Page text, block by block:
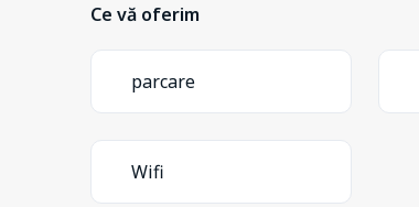
Ce vă oferim
parcare
Wifi